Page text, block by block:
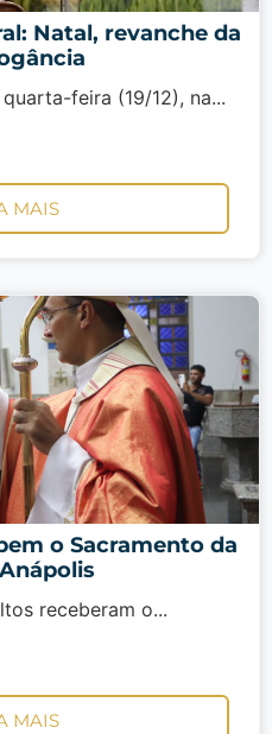
Natal, revanche da
feira (19/12), na...
MAIS
o Sacramento da
receberam o...
MAIS